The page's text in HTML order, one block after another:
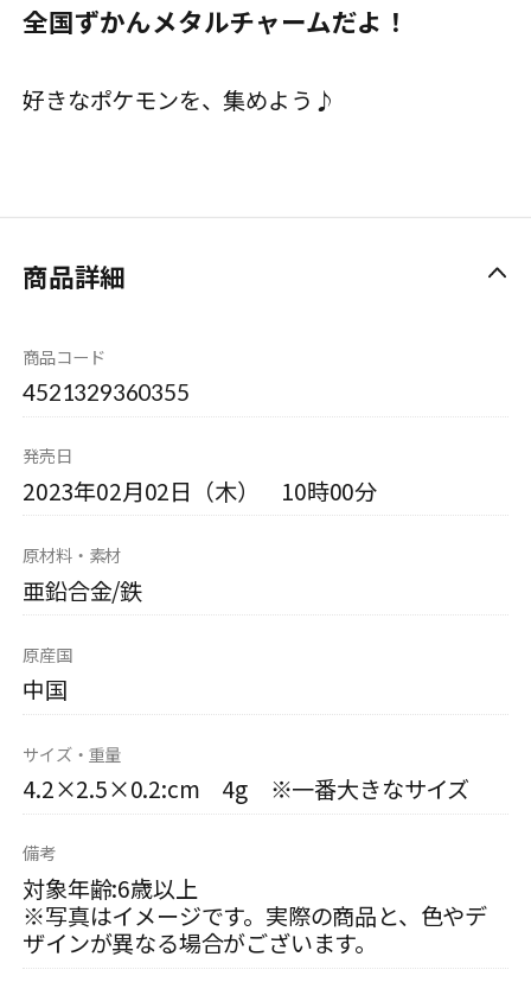
全国ずかんメタルチャームだよ！
好きなポケモンを、集めよう♪
商品詳細
商品コード
4521329360355
発売日
2023年02月02日（木） 10時00分
原材料・素材
亜鉛合金/鉄
原産国
中国
サイズ・重量
4.2×2.5×0.2:cm 4g ※一番大きなサイズ
備考
対象年齢:6歳以上
※写真はイメージです。実際の商品と、色やデ
ザインが異なる場合がございます。